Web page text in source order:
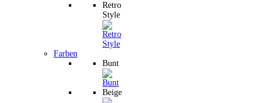
Retro
Style
Farben
Bunt
Beige